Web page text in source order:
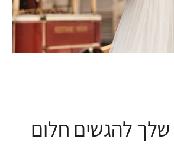
שלך להגשים חלום